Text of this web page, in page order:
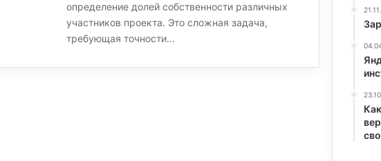
определение долей собственности различных
участников проекта. Это сложная задача,
требующая точности…